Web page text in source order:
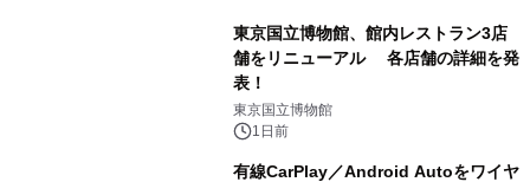
東京国立博物館、館内レストラン3店
舗をリニューアル 各店舗の詳細を発
表！
東京国立博物館
1日前
有線CarPlay／Android Autoをワイヤ